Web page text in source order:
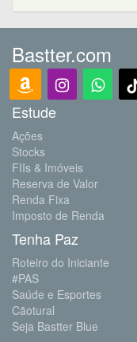
Bastter.com
Estude
Ações
Stocks
FIIs & Imóveis
Reserva de Valor
Renda Fixa
Imposto de Renda
Tenha Paz
Roteiro do Iniciante
#PAS
Saúde e Esportes
Cãotural
Seja Bastter Blue